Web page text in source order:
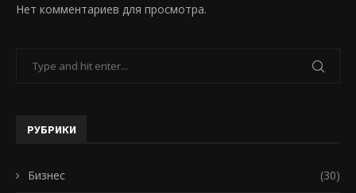
Нет комментариев для просмотра.
РУБРИКИ
Бизнес (30)